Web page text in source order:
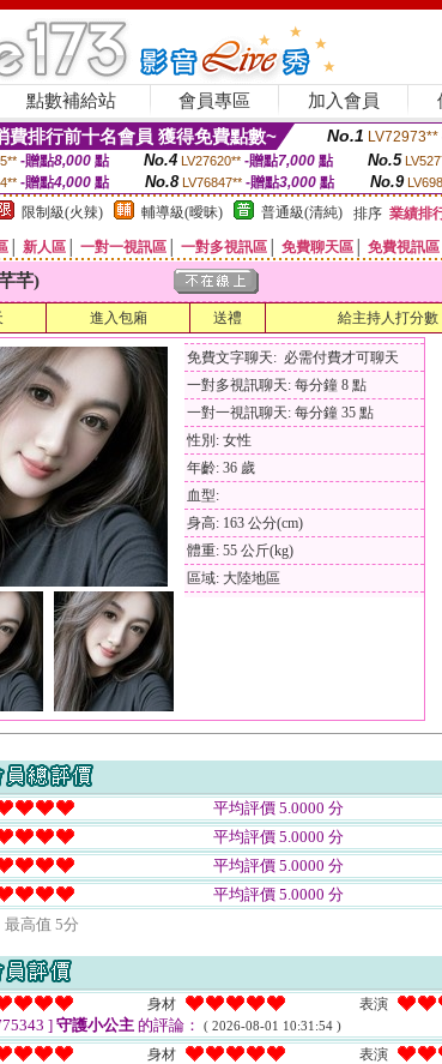
點數補給站 會員專區 加入會員
費排行前十名會員 獲得免費點數~ No.1 LV72973**
-贈點8,000點 No.4 LV27620** -贈點7,000點 No.5
-贈點4,000 點 No.8 LV76847** -贈點3,000 點 No.9
限制級(火辣) 輔導級(曖昧) 普通級(清純) 排序 業績排
新人區 一對一視訊區 一對多視訊區 免費聊天區 免費視訊區
芊)
進入包廂 送禮 給主持人打分數
免費文字聊天: 必需付費才可聊天
一對多視訊聊天: 每分鐘 8 點
一對一視訊聊天: 每分鐘 35 點
性別: 女性
年齡: 36 歲
血型:
身高: 163 公分(cm)
體重: 55 公斤(kg)
區域: 大陸地區
平均評價 5.0000 分
平均評價 5.0000 分
平均評價 5.0000 分
平均評價 5.0000 分
最高值 5分
身材 表演
]守護小公主 的評論： ( 2026-08-01 10:31:54 )
身材 表演